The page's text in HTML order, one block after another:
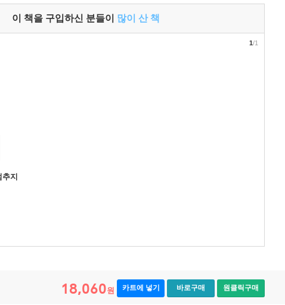
이 책을 구입하신 분들이 많이 산 책
지
1/1
18,060원 카트에 넣기 바로구매 원클릭구매